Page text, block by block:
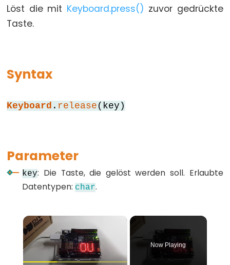
Structure
do...while
else
for
goto
switch...case
while
Further
Syntax
Löst die mit Keyboard.press() zuvor gedrückte
Taste.
Syntax
Keyboard . release (key)
Parameter
key: Die Taste, die gelöst werden soll. Erlaubte
Datentypen:char.
Now Playing